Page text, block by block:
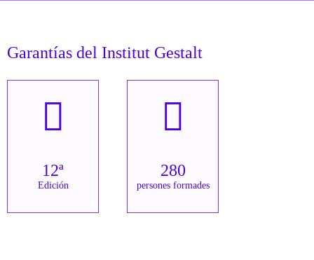
Garantías del Institut Gestalt
12ª
Edición
280
persones formades